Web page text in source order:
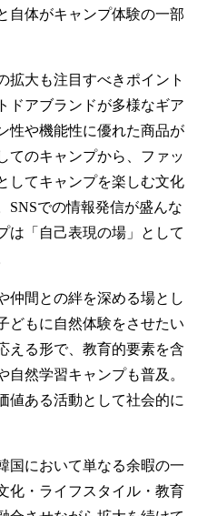
自体がキャンプ体験の一部
拡大も注目すべきポイント
ドアブランドが多様なギア
性や機能性に優れた商品が
てのキャンプから、ファッ
してキャンプを楽しむ文化
SNSでの情報発信が盛んな
は「自己表現の場」として
仲間との絆を深める場とし
どもに自然体験をさせたい
える形で、教育的要素を含
自然学習キャンプも普及。
値ある活動として社会的に
国において単なる余暇の一
化・ライフスタイル・教育